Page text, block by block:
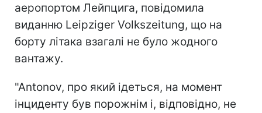
аеропортом Лейпцига, повідомила
виданню Leipziger Volkszeitung, що на
борту літака взагалі не було жодного
вантажу.
"Antonov, про який ідеться, на момент
інциденту був порожнім і, відповідно, не